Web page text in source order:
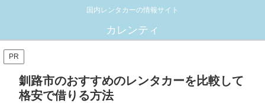
国内レンタカーの情報サイト
カレンティ
PR
釧路市のおすすめのレンタカーを比較して
格安で借りる方法